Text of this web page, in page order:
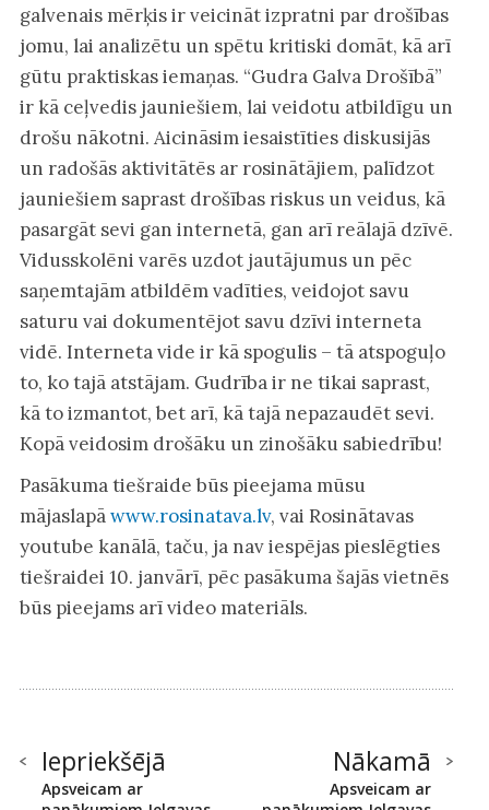
galvenais mērķis ir veicināt izpratni par drošības
jomu, lai analizētu un spētu kritiski domāt, kā arī
gūtu praktiskas iemaņas. “Gudra Galva Drošībā”
ir kā ceļvedis jauniešiem, lai veidotu atbildīgu un
drošu nākotni. Aicināsim iesaistīties diskusijās
un radošās aktivitātēs ar rosinātājiem, palīdzot
jauniešiem saprast drošības riskus un veidus, kā
pasargāt sevi gan internetā, gan arī reālajā dzīvē.
Vidusskolēni varēs uzdot jautājumus un pēc
saņemtajām atbildēm vadīties, veidojot savu
saturu vai dokumentējot savu dzīvi interneta
vidē. Interneta vide ir kā spogulis – tā atspoguļo
to, ko tajā atstājam. Gudrība ir ne tikai saprast,
kā to izmantot, bet arī, kā tajā nepazaudēt sevi.
Kopā veidosim drošāku un zinošāku sabiedrību!
Pasākuma tiešraide būs pieejama mūsu
mājaslapāwww.rosinatava.lv, vai Rosinātavas
youtube kanālā, taču, ja nav iespējas pieslēgties
tiešraidei 10. janvārī, pēc pasākuma šajās vietnēs
būs pieejams arī video materiāls.
Iepriekšējā
Apsveicam ar
Nākamā
Apsveicam ar